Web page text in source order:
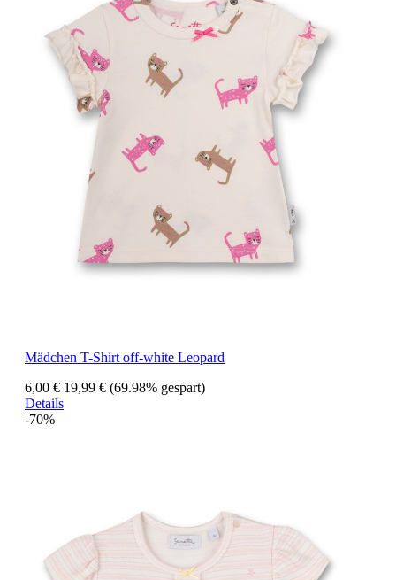
Mädchen T-Shirt off-white Leopard
6,00 € 19,99 € (69.98% gespart)
Details
-70%